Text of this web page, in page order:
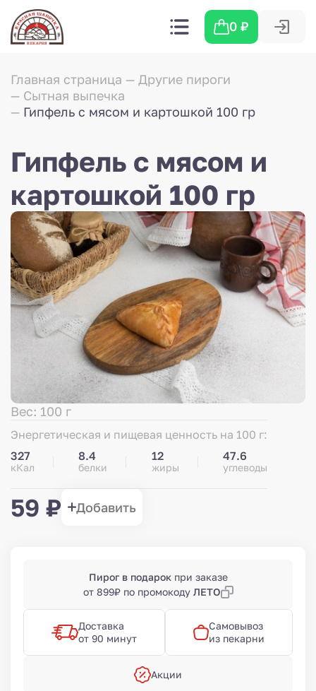
0 ₽
Главная страница
Другие пироги
Сытная выпечка
Гипфель с мясом и картошкой 100 гр
Гипфель с мясом и
картошкой 100 гр
Вес: 100 г
Энергетическая и пищевая ценность на 100 г:
327
кКал
8.4
белки
12
жиры
47.6
углеводы
59 ₽ Добавить
Пирог в подарокпри заказе
от 899₽ по промокоду ЛЕТО
Доставка
от 90 минут
Самовывоз
из пекарни
Акции